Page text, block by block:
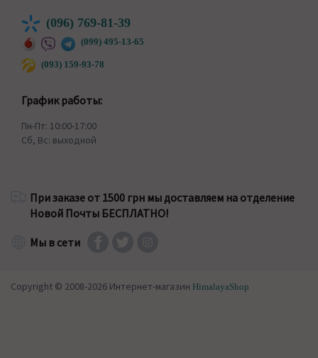
(096) 769-81-39
(099) 495-13-65
(093) 159-93-78
График работы:
Пн-Пт: 10:00-17:00
Сб, Вс: выходной
При заказе от 1500 грн мы доставляем на отделение
Новой Почты БЕСПЛАТНО!
Мы в сети
Copyright © 2008-2026 Интернет-магазин HimalayaShop